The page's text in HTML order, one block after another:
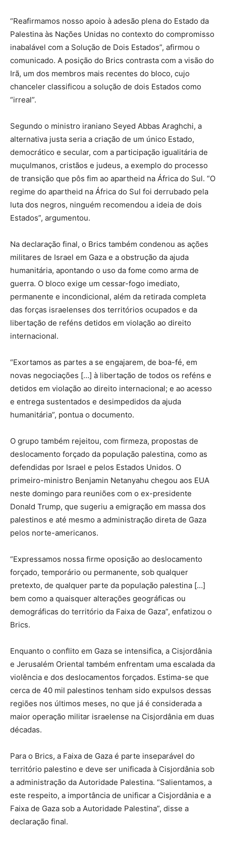
“Reafirmamos nosso apoio à adesão plena do Estado da
Palestina às Nações Unidas no contexto do compromisso
inabalável com a Solução de Dois Estados”, afirmou o
comunicado. A posição do Brics contrasta com a visão do
Irã, um dos membros mais recentes do bloco, cujo
chanceler classificou a solução de dois Estados como
“irreal”.
Segundo o ministro iraniano Seyed Abbas Araghchi, a
alternativa justa seria a criação de um único Estado,
democrático e secular, com a participação igualitária de
muçulmanos, cristãos e judeus, a exemplo do processo
de transição que pôs fim ao apartheid na África do Sul. “O
regime do apartheid na África do Sul foi derrubado pela
luta dos negros, ninguém recomendou a ideia de dois
Estados”, argumentou.
Na declaração final, o Brics também condenou as ações
militares de Israel em Gaza e a obstrução da ajuda
humanitária, apontando o uso da fome como arma de
guerra. O bloco exige um cessar-fogo imediato,
permanente e incondicional, além da retirada completa
das forças israelenses dos territórios ocupados e da
libertação de reféns detidos em violação ao direito
internacional.
“Exortamos as partes a se engajarem, de boa-fé, em
novas negociações […] à libertação de todos os reféns e
detidos em violação ao direito internacional; e ao acesso
e entrega sustentados e desimpedidos da ajuda
humanitária”, pontua o documento.
O grupo também rejeitou, com firmeza, propostas de
deslocamento forçado da população palestina, como as
defendidas por Israel e pelos Estados Unidos. O
primeiro-ministro Benjamin Netanyahu chegou aos EUA
neste domingo para reuniões com o ex-presidente
Donald Trump, que sugeriu a emigração em massa dos
palestinos e até mesmo a administração direta de Gaza
pelos norte-americanos.
“Expressamos nossa firme oposição ao deslocamento
forçado, temporário ou permanente, sob qualquer
pretexto, de qualquer parte da população palestina […]
bem como a quaisquer alterações geográficas ou
demográficas do território da Faixa de Gaza”, enfatizou o
Brics.
Enquanto o conflito em Gaza se intensifica, a Cisjordânia
e Jerusalém Oriental também enfrentam uma escalada da
violência e dos deslocamentos forçados. Estima-se que
cerca de 40 mil palestinos tenham sido expulsos dessas
regiões nos últimos meses, no que já é considerada a
maior operação militar israelense na Cisjordânia em duas
décadas.
Para o Brics, a Faixa de Gaza é parte inseparável do
território palestino e deve ser unificada à Cisjordânia sob
a administração da Autoridade Palestina. “Salientamos, a
este respeito, a importância de unificar a Cisjordânia e a
Faixa de Gaza sob a Autoridade Palestina”, disse a
declaração final.